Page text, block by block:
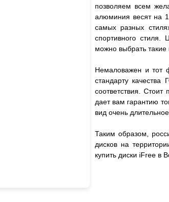
позволяем всем
алюминия весят на
самых разных
спортивного стиля.
можно выбрать
Немаловажен и тот
стандарту
соответствия.
дает вам гарантию
вид очень
Таким образом,
дисков на
купить диски iFree в